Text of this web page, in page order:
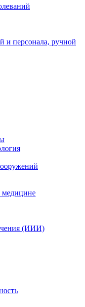
и персонала, ручной
медицине
(ИИИ)